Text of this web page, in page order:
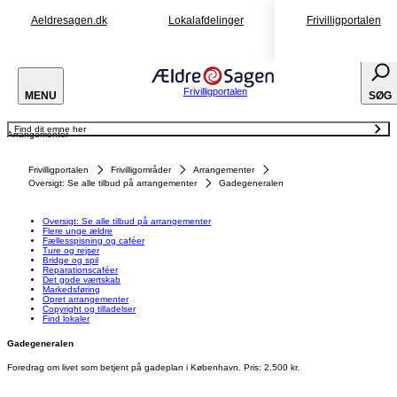
Aeldresagen.dk Lokalafdelinger Frivilligportalen
MENU Frivilligportalen SØG
Arrangementer
Find dit emne her
Oversigt: Se alle tilbud på arrangementer
Ture og rejser
Bridge og spil
Reparationscaféer
Opret arrangementer
Copyright og tilladelser
Find lokaler
Frivilligportalen Frivilligområder
Arrangementer
Oversigt: Se alle tilbud på arrangementer
Gadegeneralen
Oversigt: Se alle tilbud på arrangementer
Flere unge ældre
Fællesspisning og caféer
Ture og rejser
Bridge og spil
Reparationscaféer
Det gode værtskab
Markedsføring
Opret arrangementer
Copyright og tilladelser
Find lokaler
Gadegeneralen
Foredrag om livet som betjent på gadeplan i København. Pris: 2.500 kr.